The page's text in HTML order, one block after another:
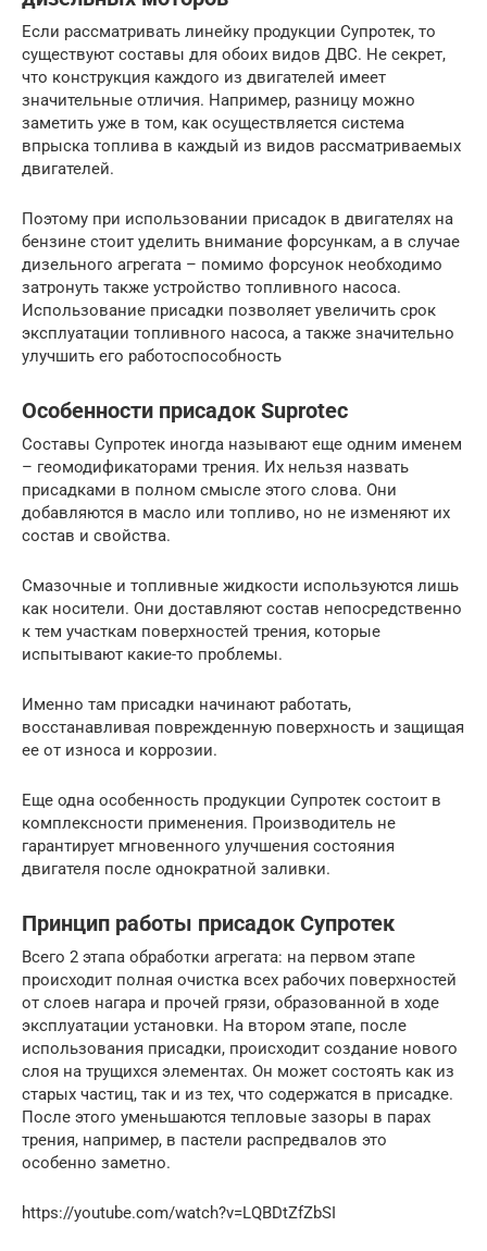
Если рассматривать линейку продукции Супротек, то
существуют составы для обоих видов ДВС. Не секрет,
что конструкция каждого из двигателей имеет
значительные отличия. Например, разницу можно
заметить уже в том, как осуществляется система
впрыска топлива в каждый из видов рассматриваемых
двигателей.
Поэтому при использовании присадок в двигателях на
бензине стоит уделить внимание форсункам, а в случае
дизельного агрегата – помимо форсунок необходимо
затронуть также устройство топливного насоса.
Использование присадки позволяет увеличить срок
эксплуатации топливного насоса, а также значительно
улучшить его работоспособность
Особенности присадок Suprotec
Составы Супротек иногда называют еще одним именем
– геомодификаторами трения. Их нельзя назвать
присадками в полном смысле этого слова. Они
добавляются в масло или топливо, но не изменяют их
состав и свойства.
Смазочные и топливные жидкости используются лишь
как носители. Они доставляют состав непосредственно
к тем участкам поверхностей трения, которые
испытывают какие-то проблемы.
Именно там присадки начинают работать,
восстанавливая поврежденную поверхность и защищая
ее от износа и коррозии.
Еще одна особенность продукции Супротек состоит в
комплексности применения. Производитель не
гарантирует мгновенного улучшения состояния
двигателя после однократной заливки.
Принцип работы присадок Супротек
Всего 2 этапа обработки агрегата: на первом этапе
происходит полная очистка всех рабочих поверхностей
от слоев нагара и прочей грязи, образованной в ходе
эксплуатации установки. На втором этапе, после
использования присадки, происходит создание нового
слоя на трущихся элементах. Он может состоять как из
старых частиц, так и из тех, что содержатся в присадке.
После этого уменьшаются тепловые зазоры в парах
трения, например, в пастели распредвалов это
особенно заметно.
https://youtube.com/watch?v=LQBDtZfZbSI